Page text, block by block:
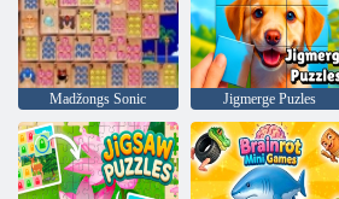
Madžongs Sonic Jigmerge Puzles